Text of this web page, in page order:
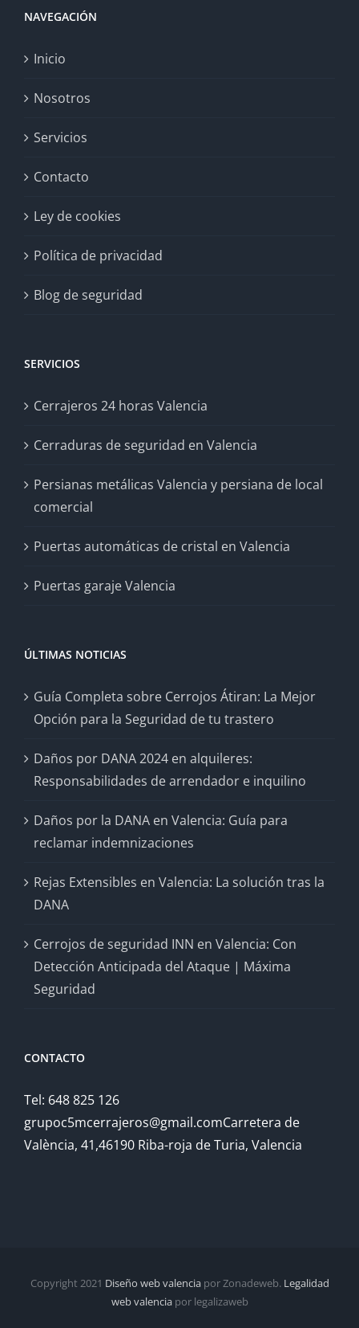
NAVEGACIÓN
Inicio
Nosotros
Servicios
Contacto
Ley de cookies
Política de privacidad
Blog de seguridad
SERVICIOS
Cerrajeros 24 horas Valencia
Cerraduras de seguridad en Valencia
Persianas metálicas Valencia y persiana de local
comercial
Puertas automáticas de cristal en Valencia
Puertas garaje Valencia
ÚLTIMAS NOTICIAS
Guía Completa sobre Cerrojos Átiran: La Mejor
Opción para la Seguridad de tu trastero
Daños por DANA 2024 en alquileres:
Responsabilidades de arrendador e inquilino
Daños por la DANA en Valencia: Guía para
reclamar indemnizaciones
Rejas Extensibles en Valencia: La solución tras la
DANA
Cerrojos de seguridad INN en Valencia: Con
Detección Anticipada del Ataque | Máxima
Seguridad
CONTACTO
Tel: 648 825 126
grupoc5mcerrajeros@gmail.comCarretera de
València, 41,46190 Riba-roja de Turia, Valencia
Copyright 2021 Diseño web valenciapor Zonadeweb. Legalidad
web valenciapor legalizaweb